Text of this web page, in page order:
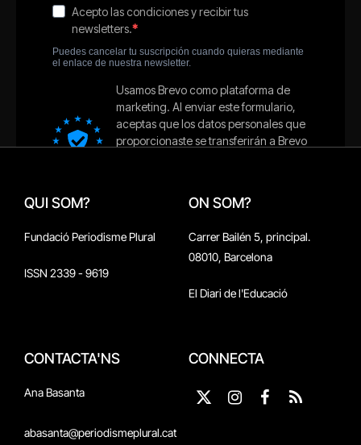
QUI SOM?
Fundació Periodisme Plural
ISSN 2339 - 9619
ON SOM?
Carrer Bailén 5, principal.
08010, Barcelona
El Diari de l'Educació
CONTACTA'NS
Ana Basanta
abasanta@periodismeplural.cat
CONNECTA
X
Instagram
Facebook
RSS